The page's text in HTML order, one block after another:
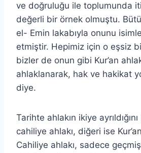
ve doğruluğu ile toplumunda
değerli bir örnek olmuştu.
el- Emin lakabıyla onunu
etmiştir. Hepimiz için o eşsiz
bizler de onun gibi Kur’an
ahlaklanarak, hak ve hakikat
diye.
Tarihte ahlakın ikiye
cahiliye ahlakı, diğeri ise
Cahiliye ahlakı, sadece